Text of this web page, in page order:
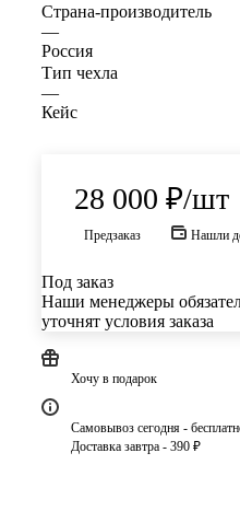
Страна-производитель
—
Россия
Тип чехла
—
Кейс
28 000 ₽/шт
Предзаказ Нашли
Под заказ
Наши менеджеры
уточнят условия заказа
Хочу в подарок
Самовывоз сегодня -
Доставка завтра - 390 ₽